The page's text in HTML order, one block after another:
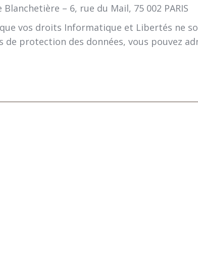
– 6, rue du Mail, 75 002 PARIS
vos droits Informatique et Libertés ne
protection des données, vous pouvez